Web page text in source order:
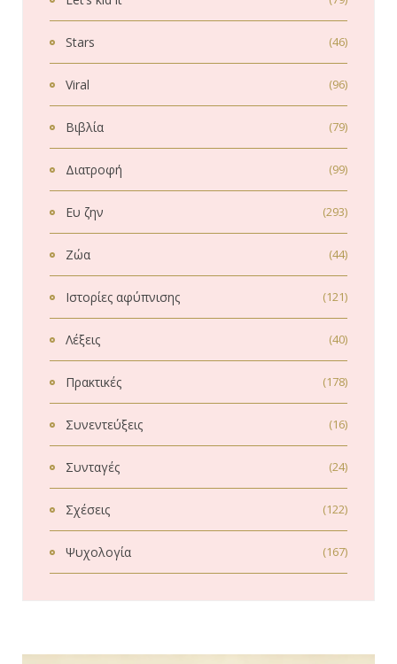
Stars (46)
Viral (96)
Βιβλία (79)
Διατροφή (99)
Ευ ζην (293)
Ζώα (44)
Ιστορίες αφύπνισης (121)
Λέξεις (40)
Πρακτικές (178)
Συνεντεύξεις (16)
Συνταγές (24)
Σχέσεις (122)
Ψυχολογία (167)